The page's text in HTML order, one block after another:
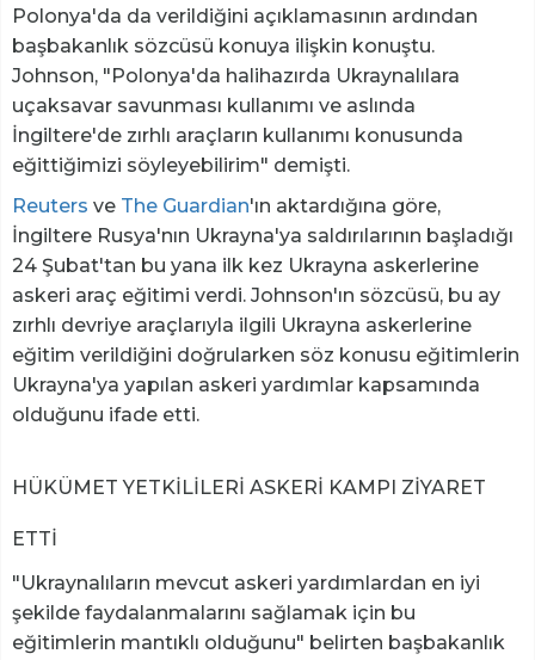
Polonya'da da verildiğini açıklamasının ardından
başbakanlık sözcüsü konuya ilişkin konuştu.
Johnson, "Polonya'da halihazırda Ukraynalılara
uçaksavar savunması kullanımı ve aslında
İngiltere'de zırhlı araçların kullanımı konusunda
eğittiğimizi söyleyebilirim" demişti.
Reuters ve The Guardian'ın aktardığına göre,
İngiltere Rusya'nın Ukrayna'ya saldırılarının başladığı
24 Şubat'tan bu yana ilk kez Ukrayna askerlerine
askeri araç eğitimi verdi. Johnson'ın sözcüsü, bu ay
zırhlı devriye araçlarıyla ilgili Ukrayna askerlerine
eğitim verildiğini doğrularken söz konusu eğitimlerin
Ukrayna'ya yapılan askeri yardımlar kapsamında
olduğunu ifade etti.
HÜKÜMET YETKİLİLERİ ASKERİ KAMPI ZİYARET
ETTİ
"Ukraynalıların mevcut askeri yardımlardan en iyi
şekilde faydalanmalarını sağlamak için bu
eğitimlerin mantıklı olduğunu" belirten başbakanlık